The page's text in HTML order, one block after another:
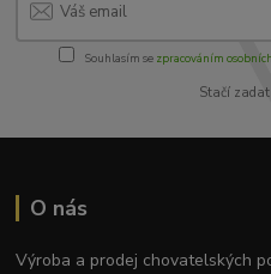
Souhlasím se zpracováním
Stačí
O nás
Výroba a prodej chovatelských